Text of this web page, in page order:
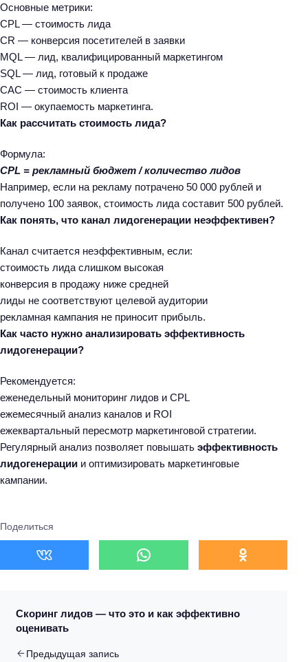
Основные метрики:
CPL — стоимость лида
CR — конверсия посетителей в заявки
MQL — лид, квалифицированный маркетингом
SQL — лид, готовый к продаже
CAC — стоимость клиента
ROI — окупаемость маркетинга.
Как рассчитать стоимость лида?
Формула:
CPL = рекламный бюджет / количество лидов
Например, если на рекламу потрачено 50 000 рублей и
получено 100 заявок, стоимость лида составит 500 рублей.
Как понять, что канал лидогенерации неэффективен?
Канал считается неэффективным, если:
стоимость лида слишком высокая
конверсия в продажу ниже средней
лиды не соответствуют целевой аудитории
рекламная кампания не приносит прибыль.
Как часто нужно анализировать эффективность
лидогенерации?
Рекомендуется:
еженедельный мониторинг лидов и CPL
ежемесячный анализ каналов и ROI
ежеквартальный пересмотр маркетинговой стратегии.
Регулярный анализ позволяет повышать эффективность
лидогенерации и оптимизировать маркетинговые
кампании.
Поделиться
Скоринг лидов — что это и как эффективно
оценивать
Предыдущая запись